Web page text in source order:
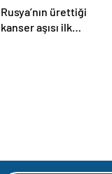
Rusya’nın ürettiği
kanser aşısı ilk